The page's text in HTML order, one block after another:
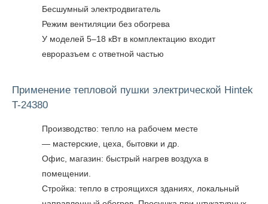
Бесшумный электродвигатель
Режим вентиляции без обогрева
У моделей 5–18 кВт в комплектацию входит
евроразъем с ответной частью
Применение тепловой пушки электрической Hintek
T-24380
Производство: тепло на рабочем месте
— мастерские, цеха, бытовки и др.
Офис, магазин: быстрый нагрев воздуха в
помещении.
Стройка: тепло в строящихся зданиях, локальный